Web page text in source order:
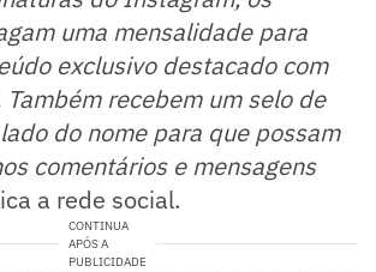
uma mensalidade para
exclusivo destacado com
Também recebem um selo de
do nome para que possam
comentários e mensagens
a rede social.
CONTINUA
APÓS A
PUBLICIDADE